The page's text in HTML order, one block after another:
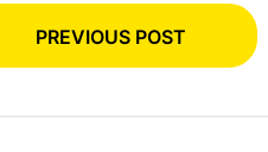
PREVIOUS POST